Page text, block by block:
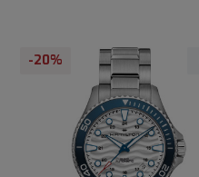
-20%